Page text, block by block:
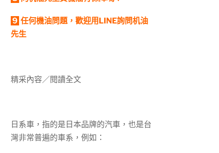
9 任何機油問題，歡迎用LINE詢問机油
先生
精采內容／閱讀全文
日系車，指的是日本品牌的汽車，也是台
灣非常普遍的車系，例如：